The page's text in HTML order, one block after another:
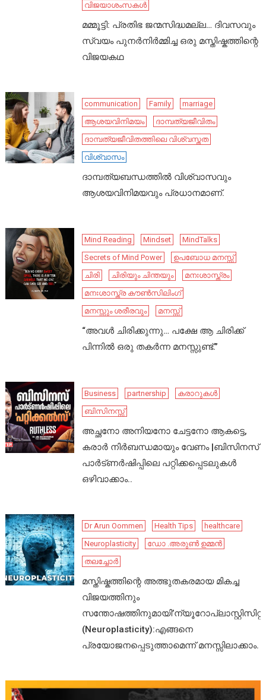
വിജയാശംസകൾ
മമ്മൂട്ടി: പ്രതിഭ ജന്മസിദ്ധമല്ല… ദിവസവും
സ്വയം പുനർനിർമ്മിച്ച ഒരു മസ്തിഷ്കത്തിന്റെ
വിജയകഥ
communication Family
marriage
ആശയവിനിമയം
ദാമ്പത്യജീവിതം
ദാമ്പത്യജീവിതത്തിലെ വിശ്വസ്തത
വിശ്വാസം
ദാമ്പത്യബന്ധത്തിൽ വിശ്വാസവും
ആശയവിനിമയവും പ്രധാനമാണ്.
Mind Reading Mindset
MindTalks
Secrets of Mind Power
ഉപബോധ മനസ്സ്
ചിരി
ചിരിയും ചിന്തയും
മനഃശാസ്ത്രം
മനഃശാസ്ത്ര കൗൺസിലിംഗ്
മനസ്സും ശരീരവും
മനസ്സ്
“അവൾ ചിരിക്കുന്നു… പക്ഷേ ആ ചിരിക്ക്
പിന്നിൽ ഒരു തകർന്ന മനസ്സുണ്ട്.”
Business partnership
കരാറുകൾ
ബിസിനസ്സ്
അച്ഛനോ അനിയനോ ചേട്ടനോ ആകട്ടെ,
കരാർ നിർബന്ധമായും വേണം |ബിസിനസ്
പാർട്ണർഷിപ്പിലെ പറ്റിക്കപ്പെടലുകൾ
ഒഴിവാക്കാം..
Dr Arun Oommen Health Tips
healthcare
Neuroplasticity
ഡോ .അരുൺ ഉമ്മൻ
തലച്ചോർ
മസ്തിഷ്കത്തിന്റെ അത്ഭുതകരമായ മികച്ച
വിജയത്തിനും
സന്തോഷത്തിനുമായി’ന്യൂറോപ്ലാസ്റ്റിസിറ്റി’
(Neuroplasticity):എങ്ങനെ
പ്രയോജനപ്പെടുത്താമെന്ന് മനസ്സിലാക്കാം.